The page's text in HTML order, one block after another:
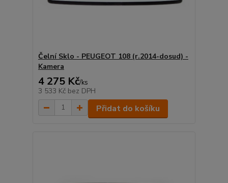
Čelní Sklo - PEUGEOT 108 (r.2014-dosud) -
Kamera
4 275 Kč/ks
3 533 Kč bez DPH
Přidat do košíku